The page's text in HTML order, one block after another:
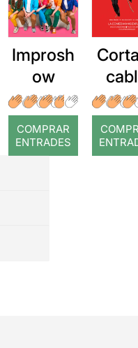
Improsh
ow
COMPRAR
ENTRADES